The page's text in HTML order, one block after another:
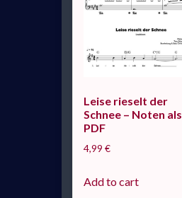
Leise rieselt der
Schnee – Noten als
PDF
4,99 €
Add to cart